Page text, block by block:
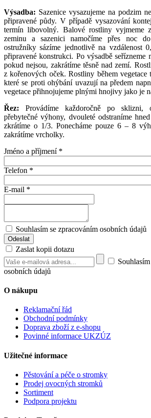
Výsadba: Sazenice vysazujeme na podzim
připravené půdy. V případě vysazování
termín libovolný. Balové rostliny vyjmeme
zeminu a sazenici namočíme přes noc
ostružníky sázíme jednotlivě na
připravené konstrukci. Po výsadbě seřízneme
pokud nejsou, zakrátíme těsně nad zemí.
z kořenových oček. Rostliny během
které se proti ohýbání uvazují na předem
vegetace přihnojujeme plnými hnojivy jako je
Řez: Provádíme každoročně po sklizni,
přebytečné výhony, dvouleté odstraníme
zkrátíme o 1/3. Ponecháme pouze 6 – 8
zakrátíme vrcholky.
Jméno a příjmení *
Telefon *
E-mail *
Souhlasím se zpracováním osobních údajů
Zaslat kopii dotazu
osobních údajů
O nákupu
Reklamační řád
Obchodní podmínky
Doprava zboží z e-shopu
Povinné informace UKZÚZ
Užitečné informace
Pěstování a péče o stromky
Prodej ovocných stromků
Sortiment
Podpora projektu